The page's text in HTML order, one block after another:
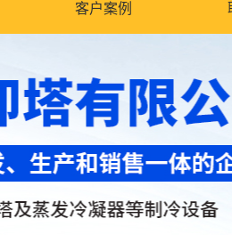
客户案例